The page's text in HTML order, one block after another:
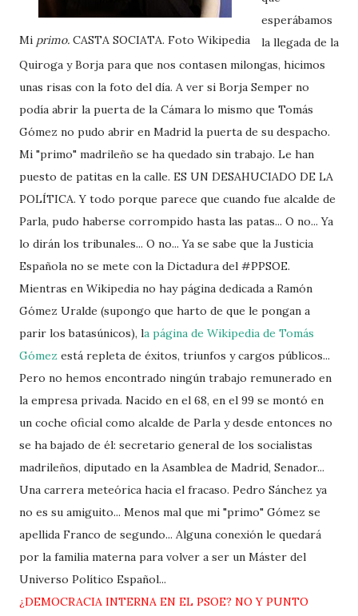
Mi primo. CASTA SOCIATA. Foto Wikipedia
esperábamos
la llegada de la
Quiroga y Borja para que nos contasen milongas, hicimos
unas risas con la foto del día. A ver si Borja Semper no
podía abrir la puerta de la Cámara lo mismo que Tomás
Gómez no pudo abrir en Madrid la puerta de su despacho.
Mi "primo" madrileño se ha quedado sin trabajo. Le han
puesto de patitas en la calle. ES UN DESAHUCIADO DE LA
POLÍTICA. Y todo porque parece que cuando fue alcalde de
Parla, pudo haberse corrompido hasta las patas... O no... Ya
lo dirán los tribunales... O no... Ya se sabe que la Justicia
Española no se mete con la Dictadura del #PPSOE.
Mientras en Wikipedia no hay página dedicada a Ramón
Gómez Uralde (supongo que harto de que le pongan a
parir los batasúnicos), la página de Wikipedia de Tomás
Gómez está repleta de éxitos, triunfos y cargos públicos...
Pero no hemos encontrado ningún trabajo remunerado en
la empresa privada. Nacido en el 68, en el 99 se montó en
un coche oficial como alcalde de Parla y desde entonces no
se ha bajado de él: secretario general de los socialistas
madrileños, diputado en la Asamblea de Madrid, Senador...
Una carrera meteórica hacia el fracaso. Pedro Sánchez ya
no es su amiguito... Menos mal que mi "primo" Gómez se
apellida Franco de segundo... Alguna conexión le quedará
por la familia materna para volver a ser un Máster del
Universo Político Español...
¿DEMOCRACIA INTERNA EN EL PSOE? NO Y PUNTO